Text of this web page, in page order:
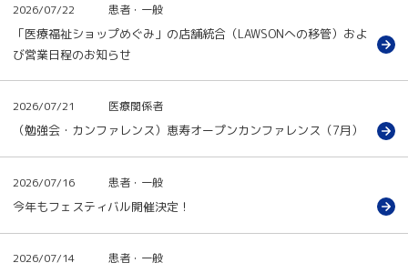
2026/07/22 患者・一般
「医療福祉ショップめぐみ」の店舗統合（LAWSONへの移管）およ
び営業日程のお知らせ
2026/07/21 医療関係者
（勉強会・カンファレンス）恵寿オープンカンファレンス（7月）
2026/07/16 患者・一般
今年もフェスティバル開催決定！
2026/07/14 患者・一般